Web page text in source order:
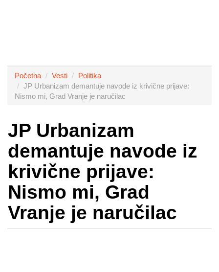
Početna Vesti
Politika
JP Urbanizam demantuje navode iz krivične prijave:
Nismo mi, Grad Vranje je naručilac
JP Urbanizam
demantuje navode iz
krivične prijave:
Nismo mi, Grad
Vranje je naručilac